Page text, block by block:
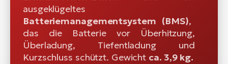
ausgeklügeltes
Batteriemanagementsystem (BMS),
das die Batterie vor Überhitzung,
Überladung, Tiefentladung und
Kurzschluss schützt. Gewicht ca. 3,9 kg.